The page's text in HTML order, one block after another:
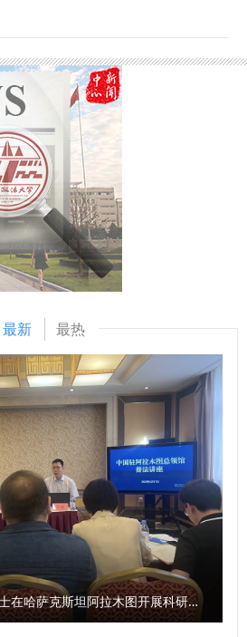
检察实务专家的交流互动，建立常态
外检察基础性理论和实践难题开展联
家战略的涉外检察智库。 刘志远表
外检察工作高度重视，西北政法大学
涉外法治领域取得了突出的成绩。涉
法研究中心先后配合完成中国—东盟
东盟国家《刑法典》《刑事诉讼法
在服务检察国际交流与合作方面发挥
学校进一步聚焦涉外检察工作，高
校内各部门、各研究机构的科研力
建平台。 刘志远与我校刑事法学院
项目委托书 马朝琦宣布西北政法大
察司法中心网站正式上线，由中心和
共同研发的“全球法律数据库”正式进
规划与学科建设处、教务处、科研
经济学院、刑事法学院、民商法学
权学院）、国际法学院（国际仲裁学
恐怖主义法学院）、公安学院（公共
院、图书馆以及涉外刑事法治与国别
法律查明中心、涉外法治研究中心、
安分公司等单位的主要负责人和学生
（供稿：刑事法学院 撰稿：高晓伟
首先致辞。他指出，西安作为“一
为内陆型对外开放的新前沿，涉外
新要求。西安法院必须紧扣以审判工
式现代化的时代课题，立足全国大
国际视野，为推动“一带一路”国际商
法务区）建设高质量发展，营造市场
注入强劲的司法动能。涉外法治人才
象，事关国家法治软实力的构建，
工程，西安中院和西北政法大学再次
大涉外领域高层次法治人才培养力
才培养路径，为涉外司法审判事业
建法学理论与司法实务深度融合的
交流，在全国法院涉外审判人才的大
位作用，在服务高水平对外开放的新
审判勇争一流、走在前列的新篇章。
、校长范九利在致辞中表示，陕西作
一路”核心枢纽，在国家开放与法治
法大学作为法治人才培养的重要阵
点，依托高校的学术积淀和西安中院
西开放型经济和“一带一路”建设需
，积极推行“法官+学者”双导师制，
践教学、加强师资共建、深化理论研
面重点推进，让协同培养基地成为集
会服务、国际交流于一体的示范平
民族复兴贡献法治力量。 会议介绍
timing/share/content/10654306
第十八次会议审议通过《陕西省哲学
（以下简称《条例》），《条例》于
西北政法大学副校长、二级教授马朝
研究中心执行主任、陕西师范大学马
接受记者采访，对《条例》进行解
哲学社会科学机构应当加强延安精
伟大精神阐释研究。加强秦岭文
、关中文化、黄土文化、汉水文化等
。这条中对于伟大精神等的列举，
究有哪些促进作用？ 马朝琦：延
神，都是源发于陕西、彰显于陕
产党人的伟大精神，三种精神同时位
宣传部梳理并正式公布的第一批中
46种）。 《条例》特别列举这些伟
社科工作者赓续红色血脉，传承红色
光荣传统和优良作风，在有效宣传、
的宝贵精神财富的基础上，立足我省
研究特色、深厚的学术积淀，坚定信
、释放潜能，更加专注于陕西高质量
，继往开来、扎实工作、锐意进取，
华美篇章。 问：《条例》对新型智
请问陕西省哲学社会科学研究中心将
新型智库平台？ 袁祖社：陕西省哲
教育厅、陕西师范大学共同建设，依
最新 最热
国际法学院张光耀博士在哈萨克斯坦阿拉木图开展科研与社会服务活动